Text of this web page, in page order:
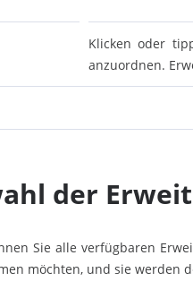
Klicken oder
anzuordnen.
der
Sie alle verfügbaren
möchten, und sie werden